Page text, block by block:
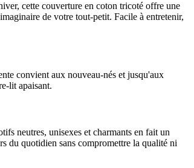
cette couverture en coton tricoté offre une
de votre tout-petit. Facile à entretenir,
convient aux nouveau-nés et jusqu'aux
lit apaisant.
neutres, unisexes et charmants en fait un
du quotidien sans compromettre la qualité ni